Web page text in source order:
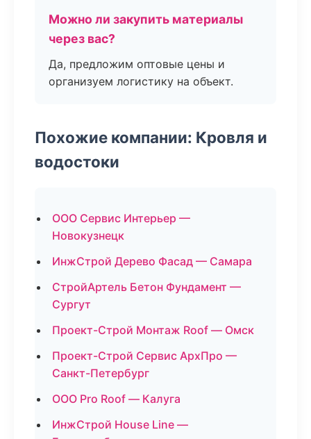
Можно ли закупить материалы
через вас?
Да, предложим оптовые цены и
организуем логистику на объект.
Похожие компании: Кровля и
водостоки
ООО Сервис Интерьер —
Новокузнецк
ИнжСтрой Дерево Фасад — Самара
СтройАртель Бетон Фундамент —
Сургут
Проект-Строй Монтаж Roof — Омск
Проект-Строй Сервис АрхПро —
Санкт-Петербург
ООО Pro Roof — Калуга
ИнжСтрой House Line —